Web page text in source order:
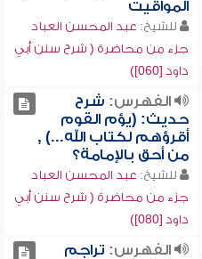
المواقيت
للشيخ: عبد المحسن العباد
جزء من محاضرة ( شرح سنن أبي
داود [060])
الفهرس: شرح
حديث: (يؤم القوم
أقرؤهم لكتاب الله...) ,
من أحق بالإمامة؟
للشيخ: عبد المحسن العباد
جزء من محاضرة ( شرح سنن أبي
داود [080])
الفهرس: تراجم